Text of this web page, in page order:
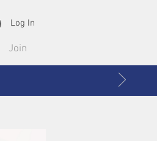
Log In
Join